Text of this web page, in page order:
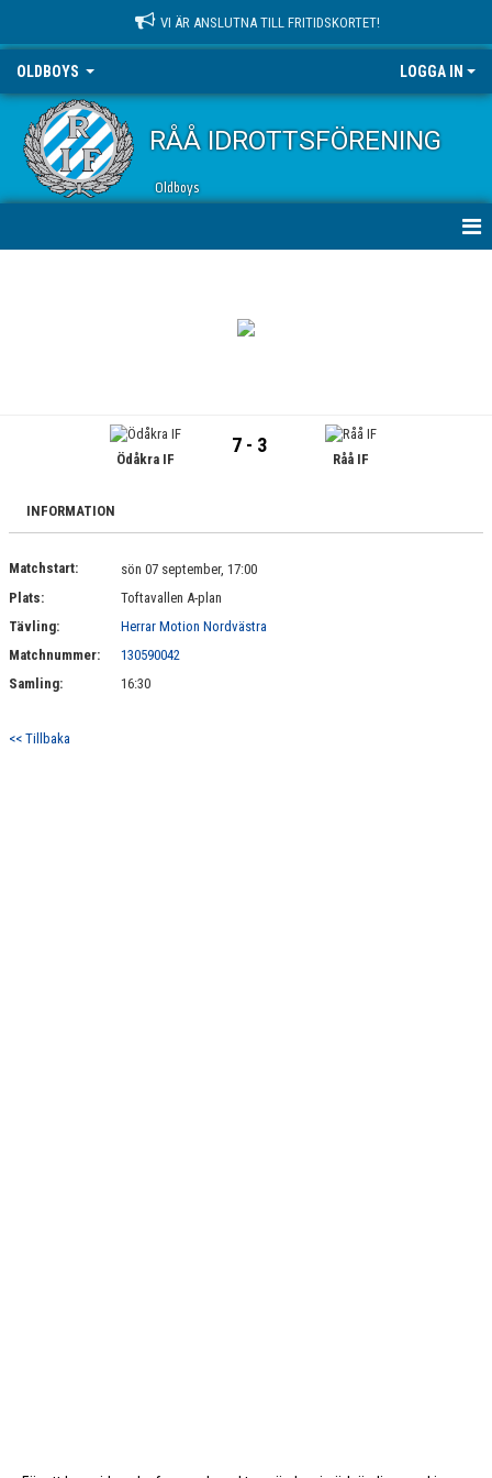
VI ÄR ANSLUTNA TILL FRITIDSKORTET!
OLDBOYS LOGGA IN
RÅÅ IDROTTSFÖRENING
Oldboys
BILDGALLERI
KONTAKT
Ödåkra IF
7 - 3
Råå IF
INFORMATION
Matchstart:
sön 07 september, 17:00
Plats:
Toftavallen A-plan
Tävling:
Herrar Motion Nordvästra
Matchnummer:
130590042
Samling:
16:30
<< Tillbaka